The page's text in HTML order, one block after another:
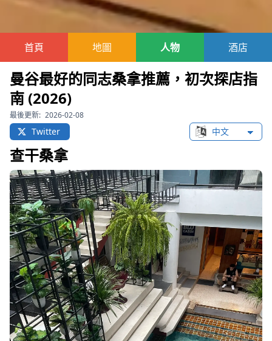
首頁 地圖 人物 酒店
曼谷最好的同志桑拿推薦，初次探店指
南 (2026)
最後更新: 2026-02-08
Twitter Change
查干桑拿